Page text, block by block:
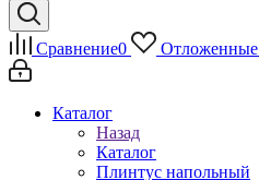
Сравнение0 Отложенные
Каталог
Назад
Каталог
Плинтус напольный